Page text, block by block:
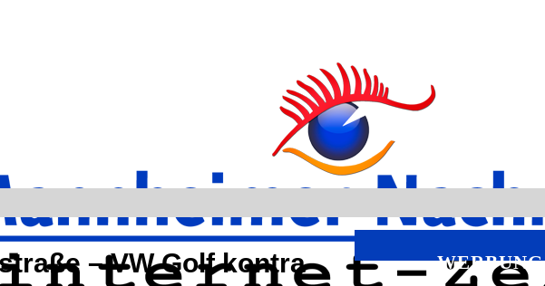
– VW Golf kontra
WERBUNG